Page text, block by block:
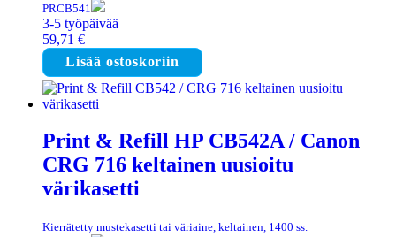
PRCB541
3-5 työpäivää
59,71 €
Lisää ostoskoriin
Print & Refill HP CB542A / Canon
CRG 716 keltainen uusioitu
värikasetti
Kierrätetty mustekasetti tai väriaine, keltainen, 1400 ss.